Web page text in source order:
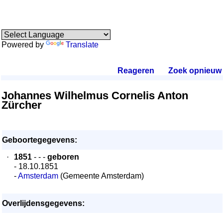
Powered by Translate
Reageren Zoek opnieuw.
Johannes Wilhelmus Cornelis Anton
Zürcher
Geboortegegevens:
·
1851 - - - geboren
- 18.10.1851
-Amsterdam (Gemeente Amsterdam)
Overlijdensgegevens: